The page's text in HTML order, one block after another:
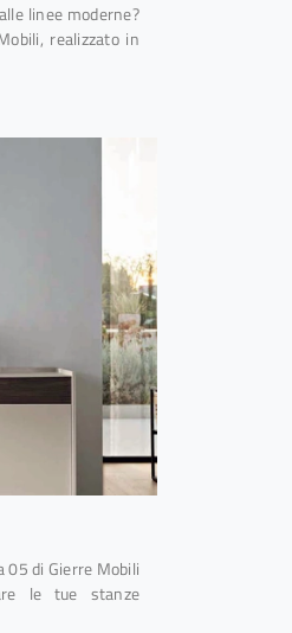
linee moderne?
realizzato in
05 di Gierre Mobili
le tue stanze